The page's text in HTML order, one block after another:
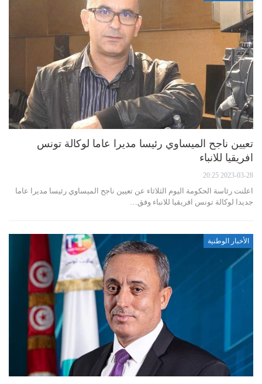
تعيين ناجح الميساوي رئيسا مديرا عاما لوكالة تونس
افريقيا للانباء
2023-03-28 20:25
اعلنت رئاسة الحكومة اليوم الثلاثاء عن تعيين ناجح الميساوي رئيسا مديرا عاما
جديدا لوكالة تونس افريقيا للانباء وفق…
الأخبار الوطنية